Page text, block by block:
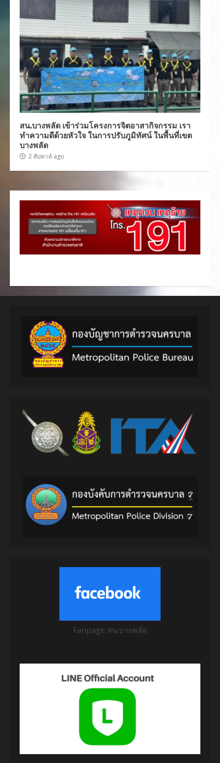
สน.บางพลัด เข้าร่วมโครงการจิตอาสากิจกรรม เรา
ทำความดีด้วยหัวใจ ในการปรับภูมิทัศน์ ในพื้นที่เขต
บางพลัด
2 สัปดาห์ ago
Fanpage สน.บางพลัด